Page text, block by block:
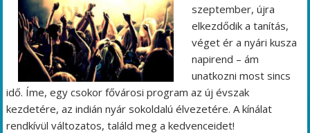
szeptember, újra
elkezdődik a tanítás,
véget ér a nyári kusza
napirend – ám
unatkozni most sincs
idő. Íme, egy csokor fővárosi program az új évszak
kezdetére, az indián nyár sokoldalú élvezetére. A kínálat
rendkívül változatos, találd meg a kedvenceidet!